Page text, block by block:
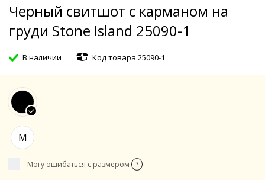
Черный свитшот с карманом на
груди Stone Island 25090-1
В наличии Код товара 25090-1
M
Могу ошибаться с размером ?